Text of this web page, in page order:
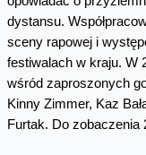
dystansu.
sceny rapowej i
festiwalach w kraju. W
wśród zaproszonych
Kinny Zimmer, Kaz
Furtak. Do zobaczenia